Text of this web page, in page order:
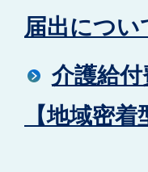
届出につい
介護給
【地域密